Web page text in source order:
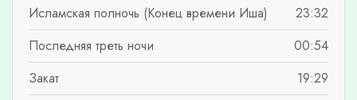
Исламская полночь (Конец времени Иша)
23:32
Последняя треть ночи
00:54
Закат
19:29